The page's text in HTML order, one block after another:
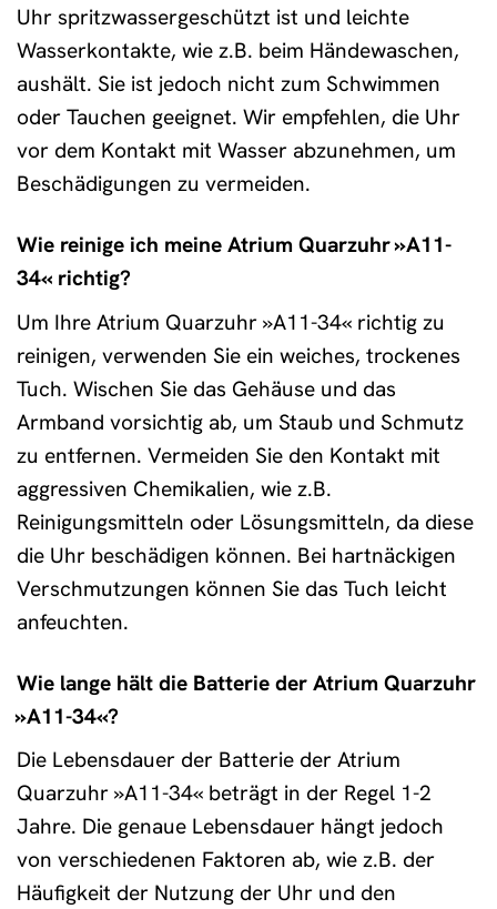
Uhr spritzwassergeschützt ist und leichte
Wasserkontakte, wie z.B. beim Händewaschen,
aushält. Sie ist jedoch nicht zum Schwimmen
oder Tauchen geeignet. Wir empfehlen, die Uhr
vor dem Kontakt mit Wasser abzunehmen, um
Beschädigungen zu vermeiden.
Wie reinige ich meine Atrium Quarzuhr »A11-
34« richtig?
Um Ihre Atrium Quarzuhr »A11-34« richtig zu
reinigen, verwenden Sie ein weiches, trockenes
Tuch. Wischen Sie das Gehäuse und das
Armband vorsichtig ab, um Staub und Schmutz
zu entfernen. Vermeiden Sie den Kontakt mit
aggressiven Chemikalien, wie z.B.
Reinigungsmitteln oder Lösungsmitteln, da diese
die Uhr beschädigen können. Bei hartnäckigen
Verschmutzungen können Sie das Tuch leicht
anfeuchten.
Wie lange hält die Batterie der Atrium Quarzuhr
»A11-34«?
Die Lebensdauer der Batterie der Atrium
Quarzuhr »A11-34« beträgt in der Regel 1-2
Jahre. Die genaue Lebensdauer hängt jedoch
von verschiedenen Faktoren ab, wie z.B. der
Häufigkeit der Nutzung der Uhr und den